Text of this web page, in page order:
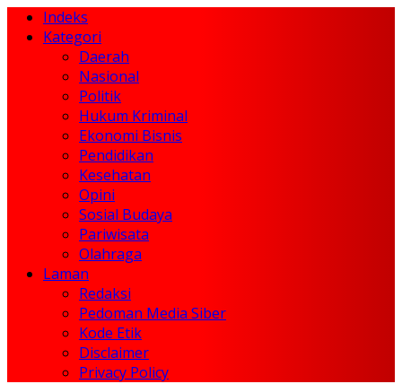
Indeks
Kategori
Daerah
Nasional
Politik
Hukum Kriminal
Ekonomi Bisnis
Pendidikan
Kesehatan
Opini
Sosial Budaya
Pariwisata
Olahraga
Laman
Redaksi
Pedoman Media Siber
Kode Etik
Disclaimer
Privacy Policy